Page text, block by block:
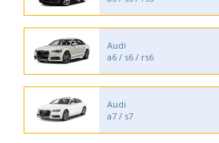
Audi
a6 / s6 / rs6
Audi
a7 / s7